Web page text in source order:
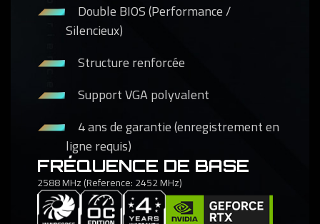
Double BIOS (Performance /
Silencieux)
Structure renforcée
Support VGA polyvalent
4 ans de garantie (enregistrement en
ligne requis)
FRÉQUENCE DE BASE
2588 MHz (Reference: 2452 MHz)